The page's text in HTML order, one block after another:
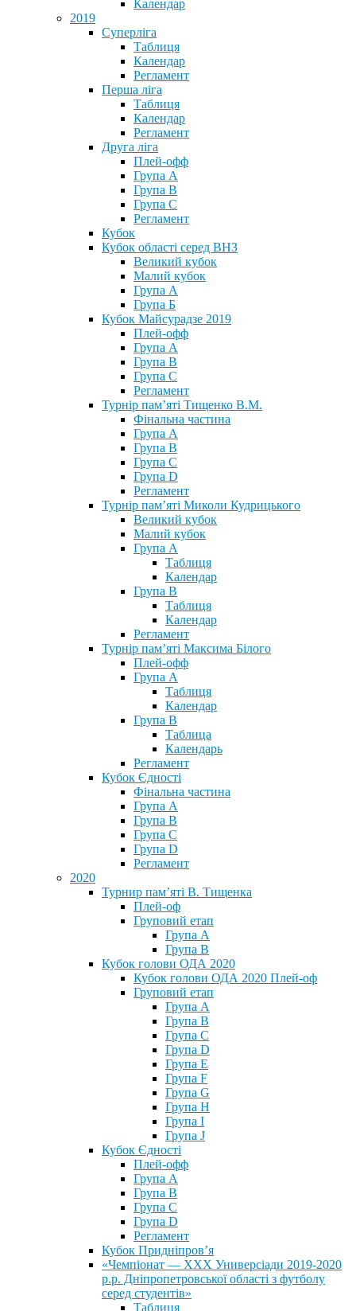
Календар
2019
Суперліга
Таблиця
Календар
Регламент
Перша ліга
Таблиця
Календар
Регламент
Друга ліга
Плей-офф
Група А
Група В
Група С
Регламент
Кубок
Кубок області серед ВНЗ
Великий кубок
Малий кубок
Група А
Група Б
Кубок Майсурадзе 2019
Плей-офф
Група А
Група В
Група С
Регламент
Турнір пам’яті Тищенко В.М.
Фінальна частина
Група А
Група В
Група С
Група D
Регламент
Турнір пам’яті Миколи Кудрицького
Великий кубок
Малий кубок
Група А
Таблиця
Календар
Група В
Таблиця
Календар
Регламент
Турнір пам’яті Максима Білого
Плей-офф
Група А
Таблиця
Календар
Група В
Таблица
Календарь
Регламент
Кубок Єдності
Фінальна частина
Група А
Група В
Група С
Група D
Регламент
2020
Турнир пам’яті В. Тищенка
Плей-оф
Груповий етап
Група А
Група В
Кубок голови ОДА 2020
Кубок голови ОДА 2020 Плей-оф
Груповий етап
Група A
Група B
Група C
Група D
Група E
Група F
Група G
Група H
Група I
Група J
Кубок Єдності
Плей-офф
Група А
Група В
Група С
Група D
Регламент
Кубок Придніпров’я
«Чемпіонат — ХХХ Универсіади 2019-2020
р.р. Дніпропетровської області з футболу
серед студентів»
Таблиця